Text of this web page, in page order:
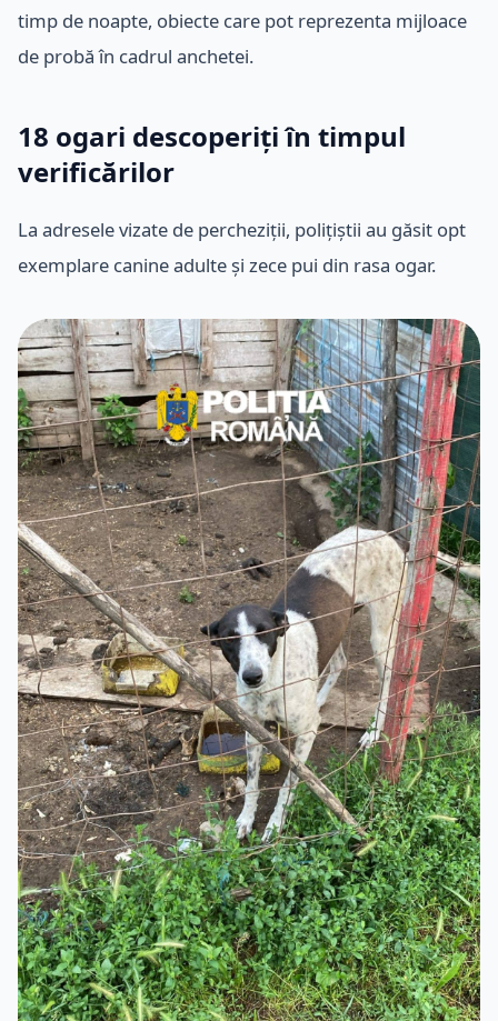
timp de noapte, obiecte care pot reprezenta mijloace
de probă în cadrul anchetei.
18 ogari descoperiți în timpul
verificărilor
La adresele vizate de percheziții, polițiștii au găsit opt
exemplare canine adulte și zece pui din rasa ogar.